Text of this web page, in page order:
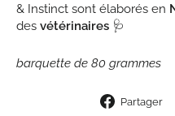
& Instinct sont élaborés en
des vétérinaires 🩺
barquette de 80 grammes
Partager